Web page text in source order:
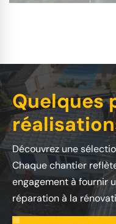
Quelques
Découvrez une
Chaque chantier
engagement à fournir
réparation à la